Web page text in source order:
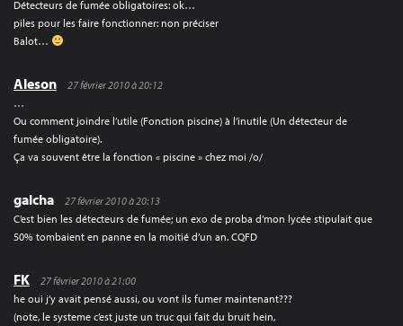
Détecteurs de fumée obligatoires: ok…
piles pour les faire fonctionner: non préciser
Balot…
Aleson
27 février 2010 à 20:12
…
Ou comment joindre l’utile (Fonction piscine) à l’inutile (Un détecteur de
fumée obligatoire).
Ça va souvent être la fonction « piscine » chez moi /o/
galcha
27 février 2010 à 20:13
C’est bien les détecteurs de fumée; un exo de proba d’mon lycée stipulait que
50% tombaient en panne en la moitié d’un an. CQFD
FK
27 février 2010 à 21:00
he oui j’y avait pensé aussi, ou vont ils fumer maintenant???
(note, le systeme c’est juste un truc qui fait du bruit hein,